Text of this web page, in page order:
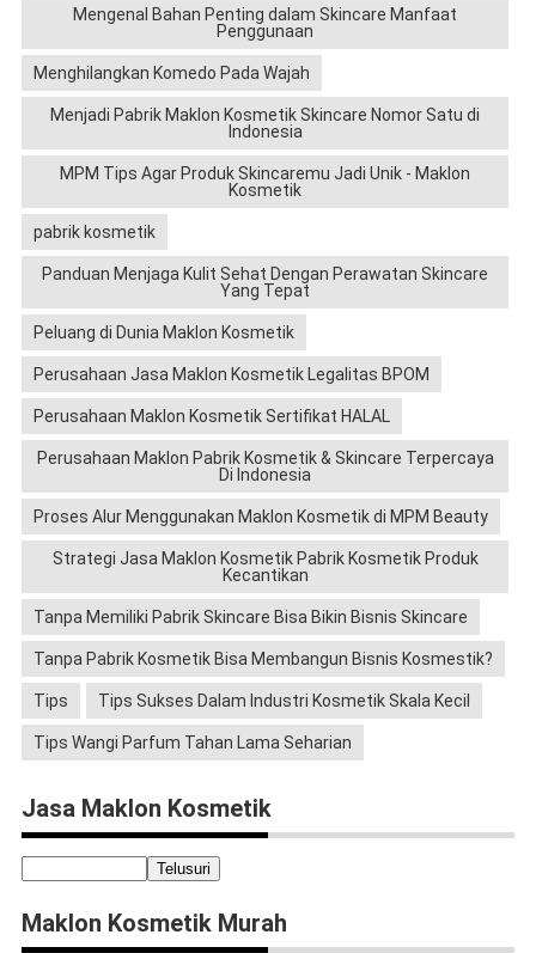
Mengenal Bahan Penting dalam Skincare Manfaat
Penggunaan
Menghilangkan Komedo Pada Wajah
Menjadi Pabrik Maklon Kosmetik Skincare Nomor Satu di
Indonesia
MPM Tips Agar Produk Skincaremu Jadi Unik - Maklon
Kosmetik
pabrik kosmetik
Panduan Menjaga Kulit Sehat Dengan Perawatan Skincare
Yang Tepat
Peluang di Dunia Maklon Kosmetik
Perusahaan Jasa Maklon Kosmetik Legalitas BPOM
Perusahaan Maklon Kosmetik Sertifikat HALAL
Perusahaan Maklon Pabrik Kosmetik & Skincare Terpercaya
Di Indonesia
Proses Alur Menggunakan Maklon Kosmetik di MPM Beauty
Strategi Jasa Maklon Kosmetik Pabrik Kosmetik Produk
Kecantikan
Tanpa Memiliki Pabrik Skincare Bisa Bikin Bisnis Skincare
Tanpa Pabrik Kosmetik Bisa Membangun Bisnis Kosmestik?
Tips Tips Sukses Dalam Industri Kosmetik Skala Kecil
Tips Wangi Parfum Tahan Lama Seharian
Jasa Maklon Kosmetik
Maklon Kosmetik Murah